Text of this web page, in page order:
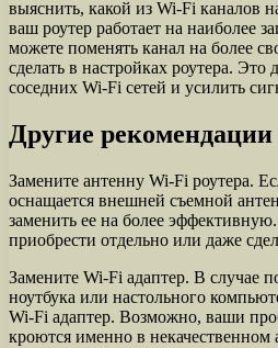
выяснить, какой из Wi-Fi каналов
ваш роутер работает на наиболее
можете поменять канал на более
сделать в настройках роутера.
соседних Wi-Fi сетей и усилить
Другие рекомендации
Замените антенну Wi-Fi роутера.
оснащается внешней съемной
заменить ее на более
приобрести отдельно или даже
Замените Wi-Fi адаптер. В случае
ноутбука или настольного
Wi-Fi адаптер. Возможно, ваши
кроются именно в некачественном